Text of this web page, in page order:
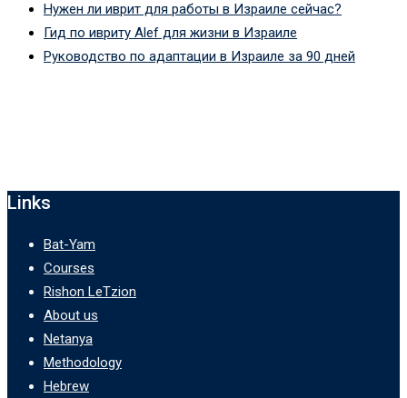
Нужен ли иврит для работы в Израиле сейчас?
Гид по ивриту Alef для жизни в Израиле
Руководство по адаптации в Израиле за 90 дней
Links
Bat-Yam
Courses
Rishon LeTzion
About us
Netanya
Methodology
Hebrew